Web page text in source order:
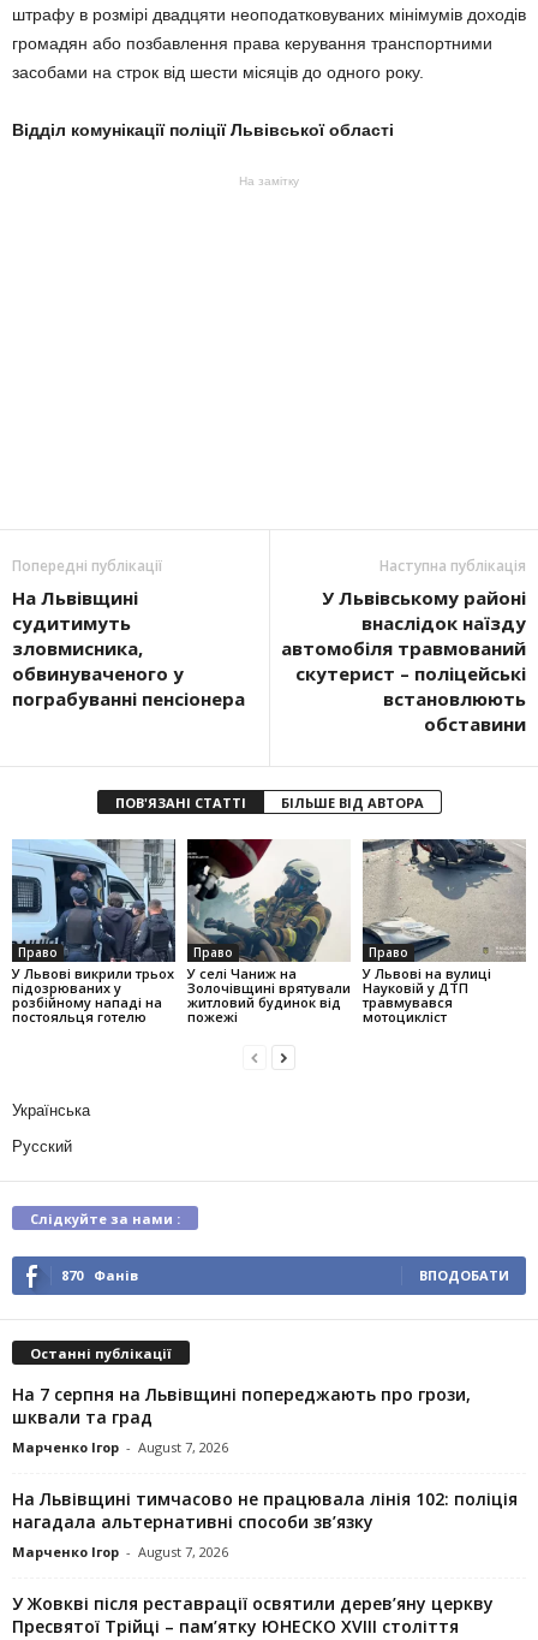
штрафу в розмірі двадцяти неоподатковуваних мінімумів доходів
громадян або позбавлення права керування транспортними
засобами на строк від шести місяців до одного року.
Відділ комунікації поліції Львівської області
На замітку
Попередні публікації
На Львівщині
судитимуть
зловмисника,
обвинуваченого у
пограбуванні пенсіонера
Наступна публікація
У Львівському районі
внаслідок наїзду
автомобіля травмований
скутерист – поліцейські
встановлюють
обставини
ПОВ'ЯЗАНІ СТАТТІ БІЛЬШЕ ВІД АВТОРА
Право
У Львові викрили трьох
підозрюваних у
розбійному нападі на
постояльця готелю
Право
У селі Чаниж на
Золочівщині врятували
житловий будинок від
пожежі
Право
У Львові на вулиці
Науковій у ДТП
травмувався
мотоцикліст
Українська
Русский
Слідкуйте за нами :
870 Фанів ВПОДОБАТИ
Останні публікації
На 7 серпня на Львівщині попереджають про грози,
шквали та град
Марченко Ігор - August 7, 2026
На Львівщині тимчасово не працювала лінія 102: поліція
нагадала альтернативні способи зв’язку
Марченко Ігор - August 7, 2026
У Жовкві після реставрації освятили дерев’яну церкву
Пресвятої Трійці – пам’ятку ЮНЕСКО XVIII століття